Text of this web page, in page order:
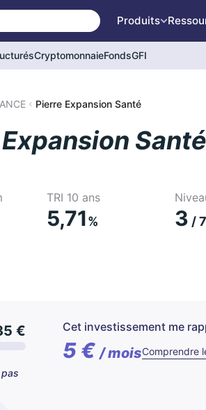
Produits
CryptomonnaieFondsGFI
Pierre Expansion Santé
Santé
TRI 10 ans
5,71% 3 / 7
€ Cet investissement me
5 €/ moisComprendre